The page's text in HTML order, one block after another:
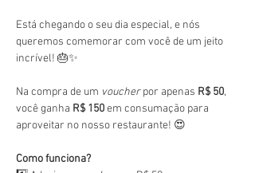
Está chegando o seu dia especial, e nós
queremos comemorar com você de um jeito
incrível! 🎂✨
Na compra de um voucher por apenas R$ 50,
você ganha R$ 150 em consumação para
aproveitar no nosso restaurante! 😍
Como funciona?